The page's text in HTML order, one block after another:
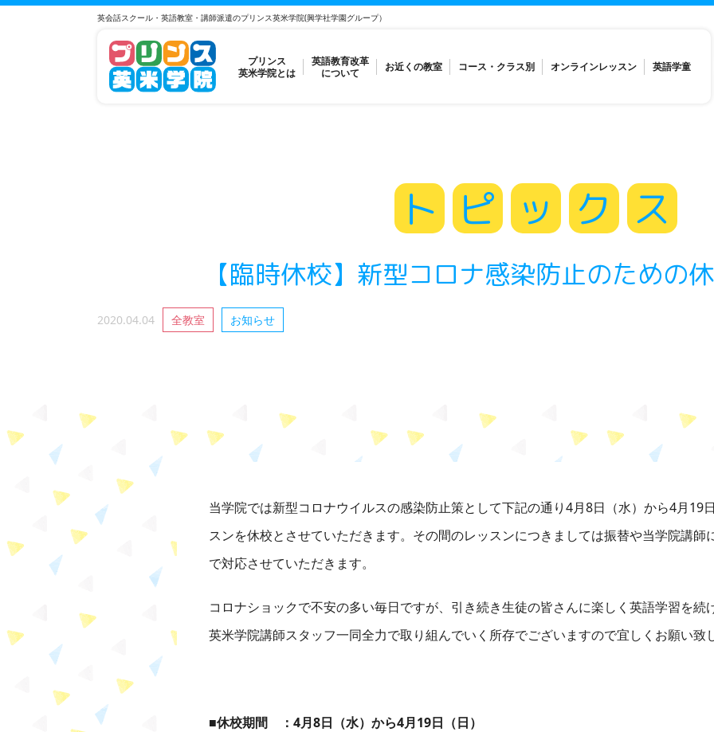
英会話スクール・英語教室・講師派遣のプリンス英米学院(興学社学園グループ）
プリンス
英米学院とは
英語教育改革
について
お近くの教室 コース・クラス別 オンラインレッスン 英語学童
ト ピ ッ ク ス
【臨時休校】新型コロナ感染防止のための
2020.04.04 全教室 お知らせ
当学院では新型コロナウイルスの感染防止策として下記の通り4月8日（水）から4月19
スンを休校とさせていただきます。その間のレッスンにつきましては振替や当学院講師
で対応させていただきます。
コロナショックで不安の多い毎日ですが、引き続き生徒の皆さんに楽しく英語学習を続
英米学院講師スタッフ一同全力で取り組んでいく所存でございますので宜しくお願い致
■休校期間 ：4月8日（水）から4月19日（日）